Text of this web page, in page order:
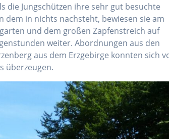
die Jungschützen ihre sehr gut besuchte
dem in nichts nachsteht, bewiesen sie am
und dem großen Zapfenstreich auf
weiter. Abordnungen aus den
aus dem Erzgebirge konnten sich
überzeugen.